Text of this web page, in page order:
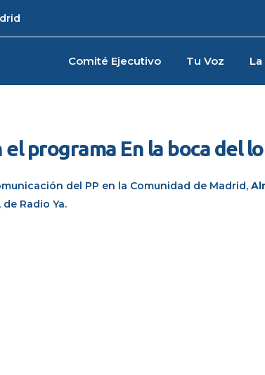
Comité Ejecutivo Tu Voz
programa En la boca del
del PP en la Comunidad de Madrid,
, de Radio Ya.